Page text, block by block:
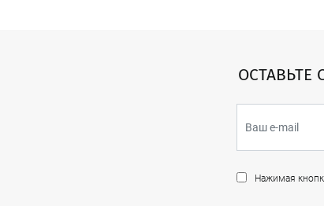
ОСТАВЬТЕ
Нажимая